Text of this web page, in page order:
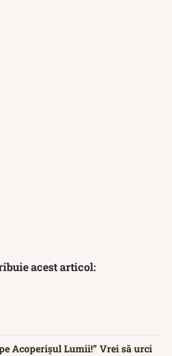
acest articol:
Acoperișul Lumii!” Vrei să urci